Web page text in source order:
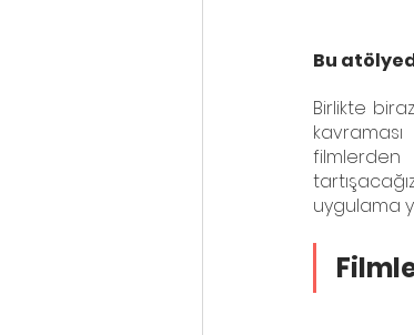
Bu
Birlikte
filmlerden
uygulama